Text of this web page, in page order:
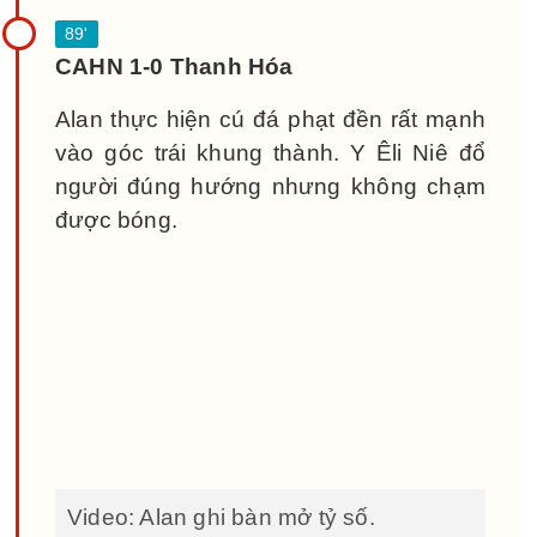
CAHN 1-0 Thanh Hóa
Alan thực hiện cú đá phạt đền rất mạnh
vào góc trái khung thành. Y Êli Niê đổ
người đúng hướng nhưng không chạm
được bóng.
Video: Alan ghi bàn mở tỷ số.